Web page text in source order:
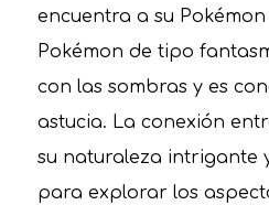
encuentra a su
Pokémon de tipo
con las sombras y es
astucia. La conexión
su naturaleza intrigante
para explorar los